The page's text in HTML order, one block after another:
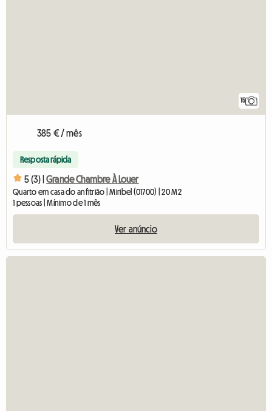
15
385 € / mês
Resposta rápida
5 (3) | Grande Chambre À Louer
Quarto em casa do anfitrião | Miribel (01700) | 20 M2
1 pessoas | Mínimo de 1 mês
Ver anúncio